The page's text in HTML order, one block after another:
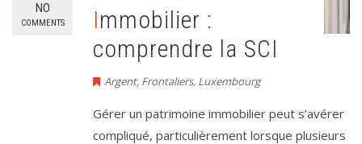
NO
COMMENTS
Immobilier :
comprendre la SCI
Argent, Frontaliers, Luxembourg
Gérer un patrimoine immobilier peut s’avérer
compliqué, particulièrement lorsque plusieurs